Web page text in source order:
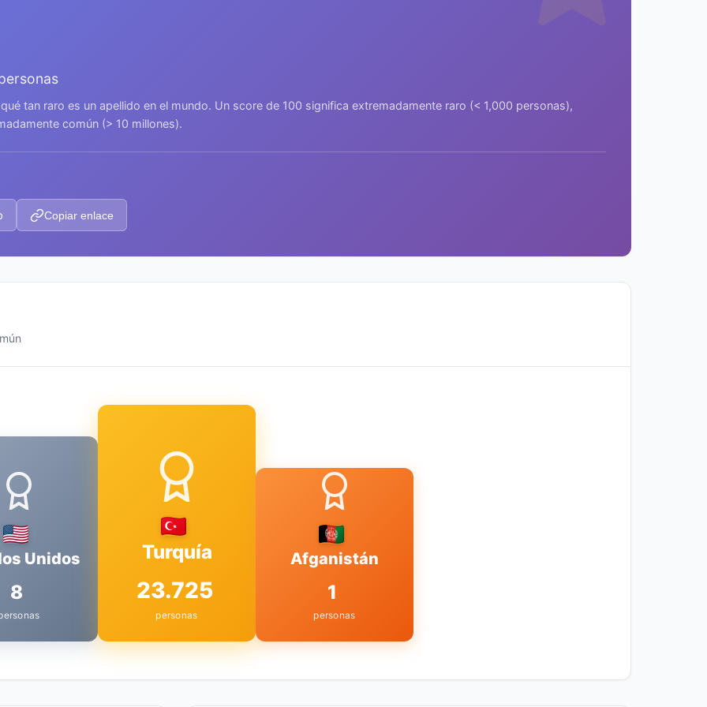
tan raro es un apellido en el mundo. Un score de 100 significa extremadamente raro (< 1,000 personas),
común (> 10 millones).
Copiar enlace
Unidos
8
Turquía
23.725
personas
Afganistán
1
personas